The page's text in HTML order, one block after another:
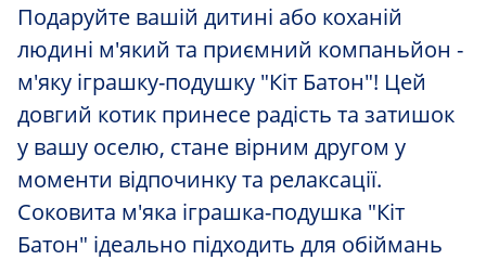
Подаруйте вашій дитині або коханій
людині м'який та приємний компаньйон -
м'яку іграшку-подушку "Кіт Батон"! Цей
довгий котик принесе радість та затишок
у вашу оселю, стане вірним другом у
моменти відпочинку та релаксації.
Соковита м'яка іграшка-подушка "Кіт
Батон" ідеально підходить для обіймань